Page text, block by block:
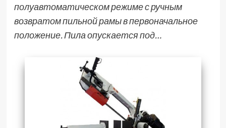
полуавтоматическом режиме с ручным
возвратом пильной рамы в первоначальное
положение. Пила опускается под…